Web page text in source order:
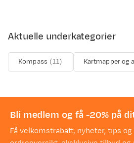
Aktuelle underkategorier
Kompass (11) Kartmapper og
Bli medlem og få -20% på
Få velkomstrabatt, nyheter, tips og